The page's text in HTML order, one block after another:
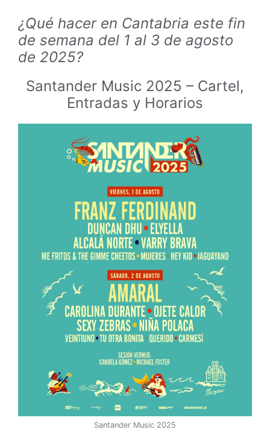
¿Qué hacer en Cantabria este fin
de semana del 1 al 3 de agosto
de 2025?
Santander Music 2025 – Cartel,
Entradas y Horarios
Santander Music 2025